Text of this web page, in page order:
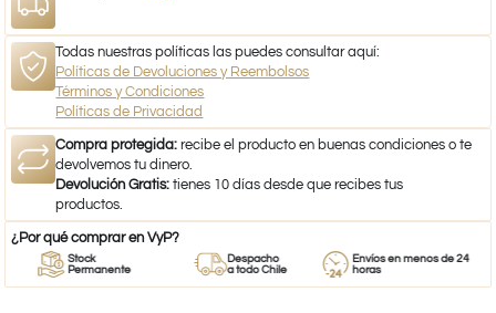
Todas nuestras políticas las puedes consultar aquí:
Políticas de Devoluciones y Reembolsos
Términos y Condiciones
Políticas de Privacidad
Compra protegida: recibe el producto en buenas condiciones o te
devolvemos tu dinero.
Devolución Gratis: tienes 10 días desde que recibes tus
productos.
¿Por qué comprar en VyP?
Stock
Permanente
Despacho
a todo Chile
Envíos en menos de 24
horas